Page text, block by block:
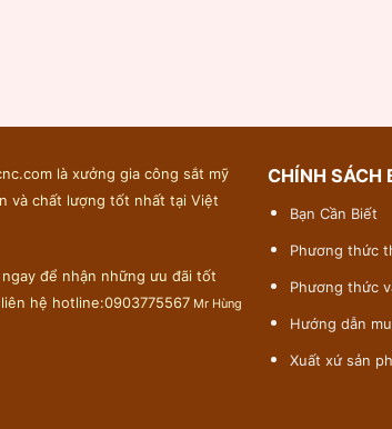
là xưởng gia công sắt mỹ
và chất lượng tốt nhất tại Việt
ngay để nhận những ưu đãi tốt
hệ hotline:0903775567 Mr Hùng
CHÍNH SÁCH
Bạn Cần Biết
Phương thức
Phương thức
Hướng dẫn
Xuất xứ sản